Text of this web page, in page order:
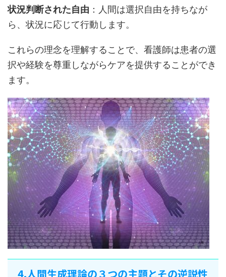
状況判断された自由 ：人間は選択自由を持ちなが
ら、状況に応じて行動します。
これらの理念を理解することで、看護師は患者の選
択や経験を尊重しながらケアを提供することができ
ます。
4.人間生成理論の３つの主題とその逆説性